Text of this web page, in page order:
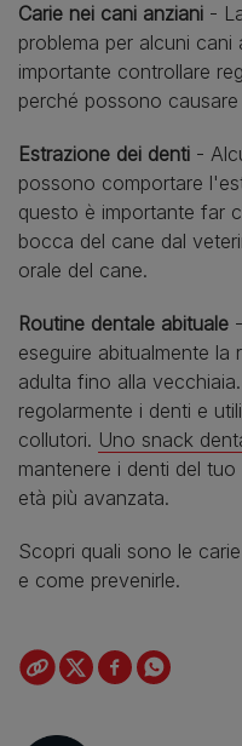
Carie nei cani anziani -
problema per alcuni
importante controllare
perché possono
Estrazione dei denti -
possono comportare
questo è importante far
bocca del cane dal
orale del cane.
Routine dentale abituale
eseguire abitualmente
adulta fino alla
regolarmente i denti e
collutori. Uno snack
mantenere i denti del
età più avanzata.
Scopri quali sono le
e come prevenirle.